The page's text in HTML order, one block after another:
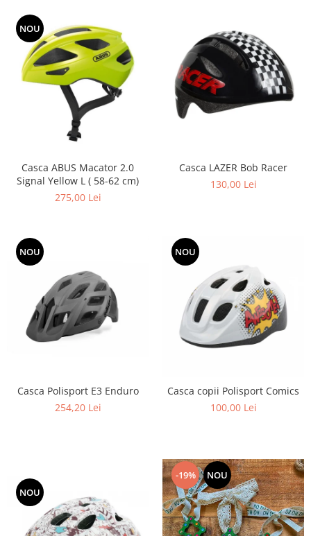
NOU
Casca ABUS Macator 2.0
Signal Yellow L ( 58-62 cm)
275,00 Lei
Casca LAZER Bob Racer
130,00 Lei
NOU
Casca Polisport E3 Enduro
254,20 Lei
NOU
Casca copii Polisport Comics
100,00 Lei
NOU
-19% NOU